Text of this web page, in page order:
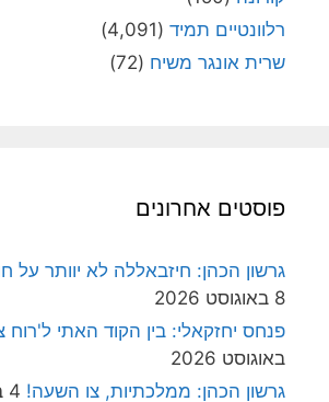
רלוונטיים תמיד (4,091)
שרית אונגר משיח (72)
פוסטים אחרונים
גרשון הכהן: חיזבאללה לא יוותר על
8 באוגוסט 2026
פנחס יחזקאלי: בין הקוד האתי ל'רוח
באוגוסט 2026
גרשון הכהן: ממלכתיות, צו השעה! 4 באוגוסט 2026